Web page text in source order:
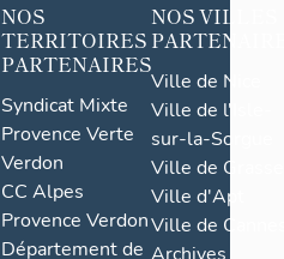
NOS
TERRITOIRES
PARTENAIRES
Syndicat Mixte
Provence Verte
Verdon
CC Alpes
Provence Verdon
Département de
NOS VILLES
Ville de Nice
Ville de l'Isle-
sur-la-Sorgue
Ville de Grasse
Ville d'Apt
Ville de